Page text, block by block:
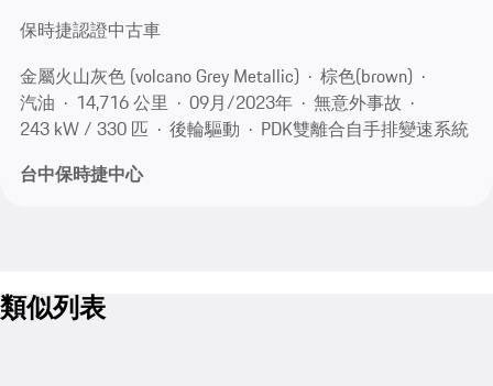
保時捷認證中古車
金屬火山灰色 (volcano Grey Metallic)
棕色(brown)
汽油
14,716 公里 09月/2023年
無意外事故
243 kW / 330 匹
後輪驅動
PDK雙離合自手排變速系統
台中保時捷中心
類似列表